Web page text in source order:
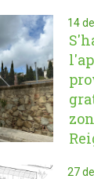
14 de
27 de